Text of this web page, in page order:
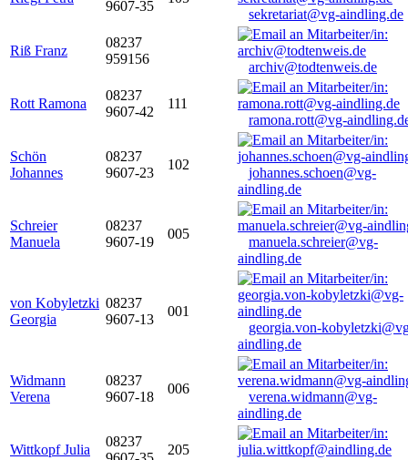
9607-35
sekretariat@vg-aindling.de
Riß Franz
08237
959156
archiv@todtenweis.de
Rott Ramona
08237
9607-42
111
ramona.rott@vg-
Schön
Johannes
08237
9607-23
102
johannes.schoen@vg-
aindling.de
Schreier
Manuela
08237
9607-19
005
manuela.schreier@vg-
aindling.de
von Kobyletzki
Georgia
08237
9607-13
001
georgia.von-
aindling.de
Widmann
Verena
08237
9607-18
006
verena.widmann@vg-
aindling.de
Wittkopf Julia
08237
205